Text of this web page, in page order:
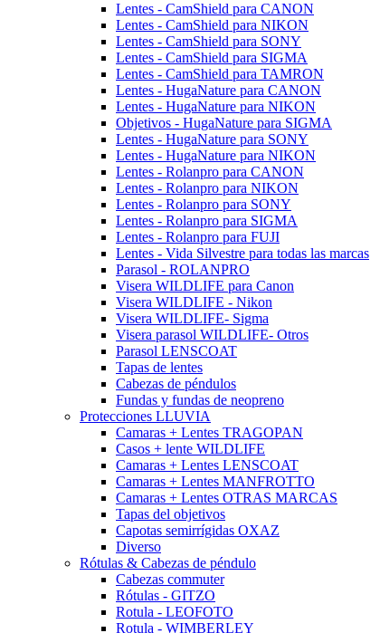
Lentes - CamShield para CANON
Lentes - CamShield para NIKON
Lentes - CamShield para SONY
Lentes - CamShield para SIGMA
Lentes - CamShield para TAMRON
Lentes - HugaNature para CANON
Lentes - HugaNature para NIKON
Objetivos - HugaNature para SIGMA
Lentes - HugaNature para SONY
Lentes - HugaNature para NIKON
Lentes - Rolanpro para CANON
Lentes - Rolanpro para NIKON
Lentes - Rolanpro para SONY
Lentes - Rolanpro para SIGMA
Lentes - Rolanpro para FUJI
Lentes - Vida Silvestre para todas las marcas
Parasol - ROLANPRO
Visera WILDLIFE para Canon
Visera WILDLIFE - Nikon
Visera WILDLIFE- Sigma
Visera parasol WILDLIFE- Otros
Parasol LENSCOAT
Tapas de lentes
Cabezas de péndulos
Fundas y fundas de neopreno
Protecciones LLUVIA
Camaras + Lentes TRAGOPAN
Casos + lente WILDLIFE
Camaras + Lentes LENSCOAT
Camaras + Lentes MANFROTTO
Camaras + Lentes OTRAS MARCAS
Tapas del objetivos
Capotas semirrígidas OXAZ
Diverso
Rótulas & Cabezas de péndulo
Cabezas commuter
Rótulas - GITZO
Rotula - LEOFOTO
Rotula - WIMBERLEY